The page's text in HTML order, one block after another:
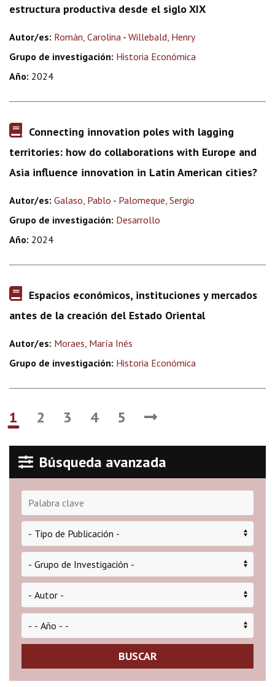
Búsqueda avanzada
BUSCAR
estructura productiva desde el siglo XIX
Autor/es: Román, Carolina - Willebald, Henry
Grupo de investigación: Historia Económica
Año: 2024
Connecting innovation poles with lagging
territories: how do collaborations with Europe and
Asia influence innovation in Latin American cities?
Autor/es: Galaso, Pablo - Palomeque, Sergio
Grupo de investigación: Desarrollo
Año: 2024
Espacios económicos, instituciones y mercados
antes de la creación del Estado Oriental
Autor/es: Moraes, María Inés
Grupo de investigación: Historia Económica
1 2 3 4 5